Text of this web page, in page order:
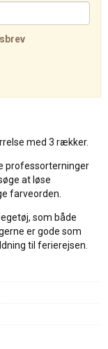
med 3 rækker.
professorterninger
at løse
farveorden.
som både
er gode som
til ferierejsen.